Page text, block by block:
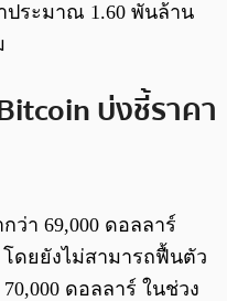
ประมาณ 1.60 พันล้าน
บ่งชี้ราคา
ว่า 69,000 ดอลลาร์
ดยยังไม่สามารถฟื้นตัว
ดอลลาร์ ในช่วง